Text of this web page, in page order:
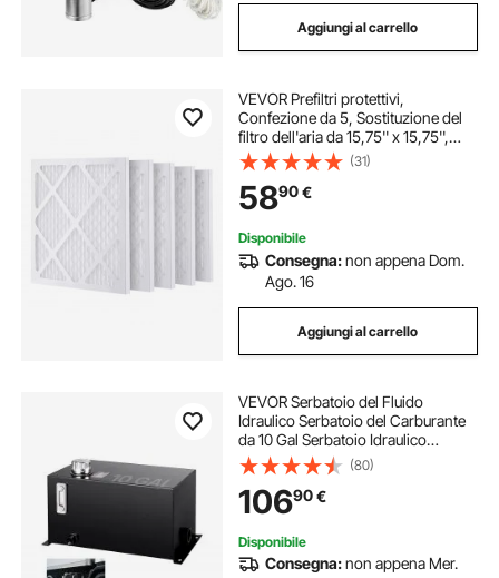
Aggiungi al carrello
VEVOR Prefiltri protettivi,
Confezione da 5, Sostituzione del
filtro dell'aria da 15,75'' x 15,75'',
Filtri Stage 1 ad alta efficienza
compatibili con BlueDri e VEVOR
Scrubber, purificatori d'aria
(31)
5890€
Disponibile
Consegna:non appena Dom.
Ago. 16
Aggiungi al carrello
VEVOR Serbatoio del Fluido
Idraulico Serbatoio del Carburante
da 10 Gal Serbatoio Idraulico
Serbatoio Idraulico con Indicatore di
Temperatura del Filtro Tappo di
Sfiato per Trattori e Camion
(80)
10690€
Disponibile
Consegna:non appena Mer.